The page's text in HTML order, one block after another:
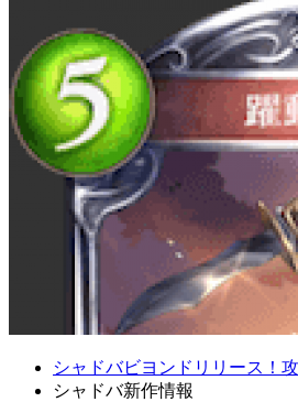
シャドバビヨンドリリース！
シャドバ新作情報